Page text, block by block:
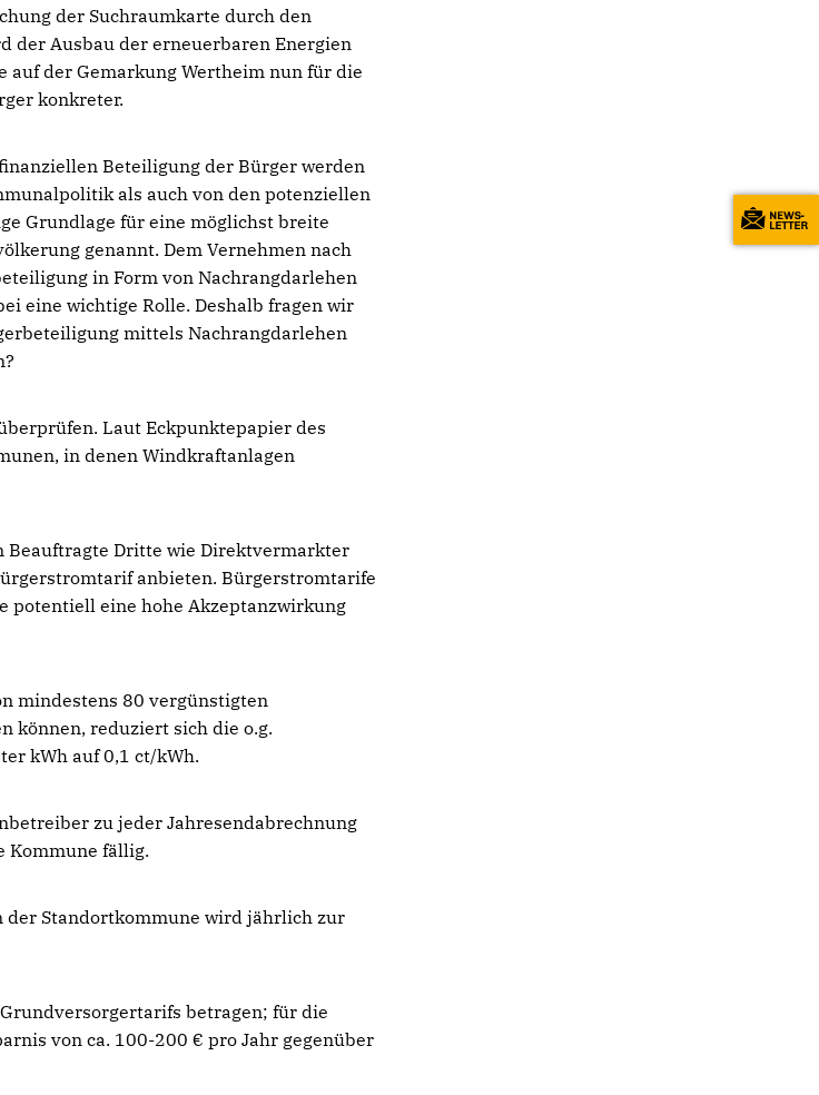
der Suchraumkarte durch den
der Ausbau der erneuerbaren Energien
auf der Gemarkung Wertheim nun für die
konkreter.
Beteiligung der Bürger werden
als auch von den potenziellen
Grundlage für eine möglichst breite
genannt. Dem Vernehmen nach
in Form von Nachrangdarlehen
eine wichtige Rolle. Deshalb fragen wir
mittels Nachrangdarlehen
Laut Eckpunktepapier des
in denen Windkraftanlagen
Beauftragte Dritte wie Direktvermarkter
anbieten. Bürgerstromtarife
potentiell eine hohe Akzeptanzwirkung
mindestens 80 vergünstigten
können, reduziert sich die o.g.
kWh auf 0,1 ct/kWh.
zu jeder Jahresendabrechnung
Kommune fällig.
der Standortkommune wird jährlich zur
betragen; für die
von ca. 100-200 € pro Jahr gegenüber